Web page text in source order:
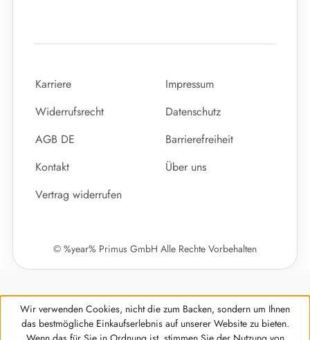
Karriere
Impressum
Widerrufsrecht
Datenschutz
AGB DE
Barrierefreiheit
Kontakt
Über uns
Vertrag widerrufen
© %year% Primus GmbH Alle Rechte Vorbehalten
Wir verwenden Cookies, nicht die zum Backen, sondern um Ihnen
das bestmögliche Einkaufserlebnis auf unserer Website zu bieten.